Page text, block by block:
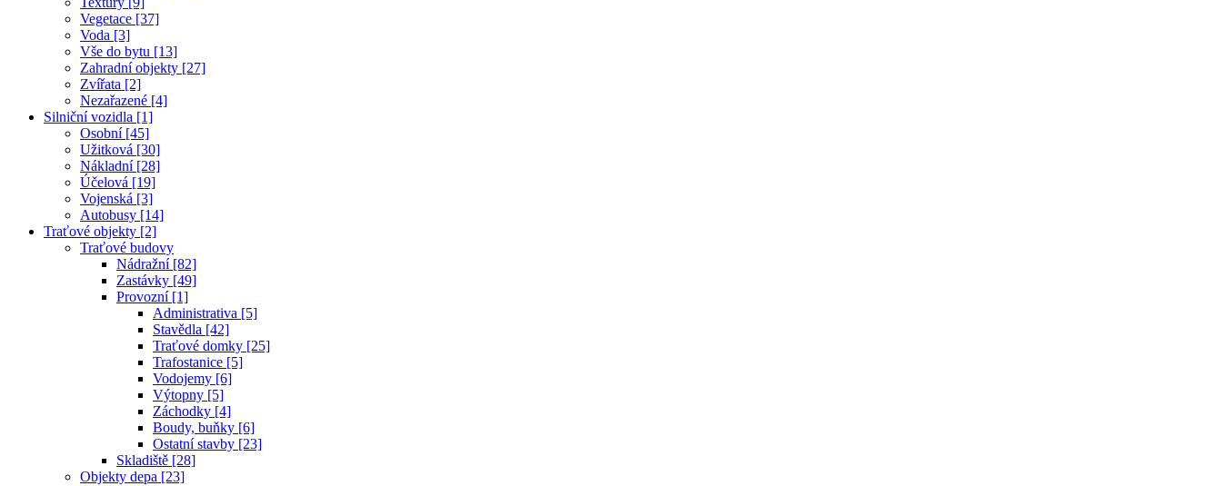
Vegetace [37]
Voda [3]
Vše do bytu [13]
Zahradní objekty [27]
Zvířata [2]
Nezařazené [4]
Silniční vozidla [1]
Osobní [45]
Užitková [30]
Nákladní [28]
Účelová [19]
Vojenská [3]
Autobusy [14]
Traťové objekty [2]
Traťové budovy
Nádražní [82]
Zastávky [49]
Provozní [1]
Administrativa [5]
Stavědla [42]
Traťové domky [25]
Trafostanice [5]
Vodojemy [6]
Výtopny [5]
Záchodky [4]
Boudy, buňky [6]
Ostatní stavby [23]
Skladiště [28]
Objekty depa [23]